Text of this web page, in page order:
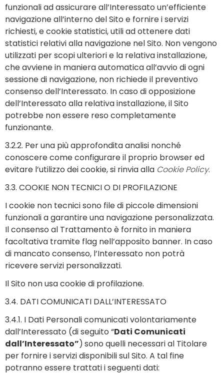
funzionali ad assicurare all’Interessato un’efficiente
navigazione all’interno del Sito e fornire i servizi
richiesti, e cookie statistici, utili ad ottenere dati
statistici relativi alla navigazione nel Sito. Non vengono
utilizzati per scopi ulteriori e la relativa installazione,
che avviene in maniera automatica all’avvio di ogni
sessione di navigazione, non richiede il preventivo
consenso dell’Interessato. In caso di opposizione
dell’Interessato alla relativa installazione, il Sito
potrebbe non essere reso completamente
funzionante.
3.2.2. Per una più approfondita analisi nonché
conoscere come configurare il proprio browser ed
evitare l’utilizzo dei cookie, si rinvia alla Cookie Policy.
3.3. COOKIE NON TECNICI O DI PROFILAZIONE
I cookie non tecnici sono file di piccole dimensioni
funzionali a garantire una navigazione personalizzata.
Il consenso al Trattamento è fornito in maniera
facoltativa tramite flag nell’apposito banner. In caso
di mancato consenso, l’Interessato non potrà
ricevere servizi personalizzati.
Il Sito non usa cookie di profilazione.
3.4. DATI COMUNICATI DALL’INTERESSATO
3.4.1. I Dati Personali comunicati volontariamente
dall’Interessato (di seguito “Dati Comunicati
dall’Interessato”)sono quelli necessari al Titolare
per fornire i servizi disponibili sul Sito. A tal fine
potranno essere trattati i seguenti dati: